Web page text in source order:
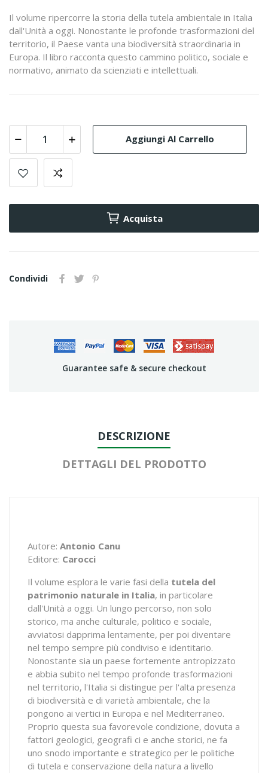
Il volume ripercorre la storia della tutela ambientale in Italia
dall'Unità a oggi. Nonostante le profonde trasformazioni del
territorio, il Paese vanta una biodiversità straordinaria in
Europa. Il libro racconta questo cammino politico, sociale e
normativo, animato da scienziati e intellettuali.
Aggiungi Al Carrello
Acquista
Condividi
Guarantee safe & secure checkout
DESCRIZIONE
DETTAGLI DEL PRODOTTO
Autore: Antonio Canu
Editore: Carocci
Il volume esplora le varie fasi della tutela del
patrimonio naturale in Italia, in particolare
dall'Unità a oggi. Un lungo percorso, non solo
storico, ma anche culturale, politico e sociale,
avviatosi dapprima lentamente, per poi diventare
nel tempo sempre più condiviso e identitario.
Nonostante sia un paese fortemente antropizzato
e abbia subito nel tempo profonde trasformazioni
nel territorio, l'Italia si distingue per l'alta presenza
di biodiversità e di varietà ambientale, che la
pongono ai vertici in Europa e nel Mediterraneo.
Proprio questa sua favorevole condizione, dovuta a
fattori geologici, geografi ci e anche storici, ne fa
uno snodo importante e strategico per le politiche
di tutela e conservazione della natura a livello